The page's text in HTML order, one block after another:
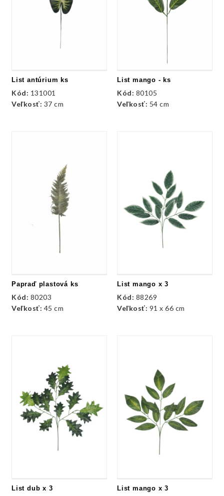
List antúrium ks
Kód: 131001
Veľkosť: 37 cm
List mango - ks
Kód: 80105
Veľkosť: 54 cm
Papraď plastová ks
Kód: 80203
Veľkosť: 45 cm
List mango x 3
Kód: 88269
Veľkosť: 91 x 66 cm
List dub x 3 List mango x 3